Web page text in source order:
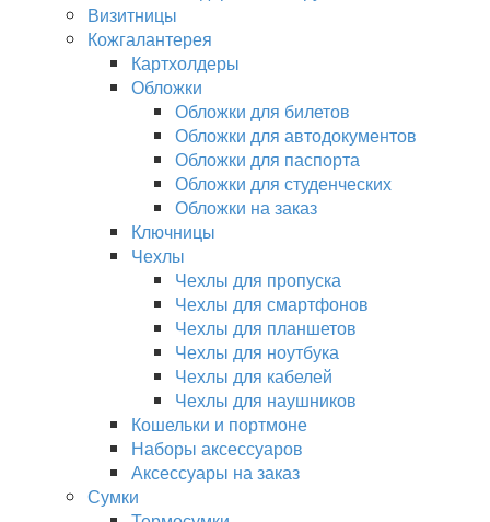
Визитницы
Кожгалантерея
Картхолдеры
Обложки
Обложки для билетов
Обложки для автодокументов
Обложки для паспорта
Обложки для студенческих
Обложки на заказ
Ключницы
Чехлы
Чехлы для пропуска
Чехлы для смартфонов
Чехлы для планшетов
Чехлы для ноутбука
Чехлы для кабелей
Чехлы для наушников
Кошельки и портмоне
Наборы аксессуаров
Аксессуары на заказ
Сумки